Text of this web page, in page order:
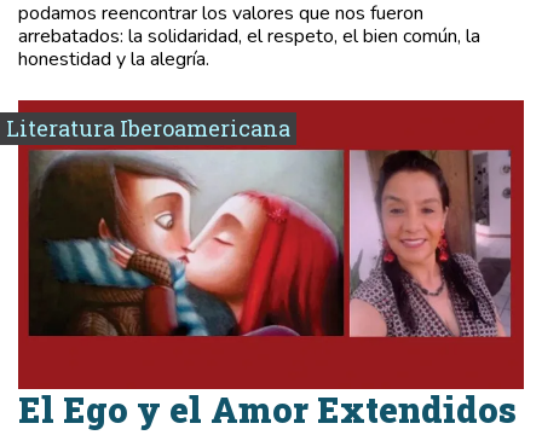
podamos reencontrar los valores que nos fueron
arrebatados: la solidaridad, el respeto, el bien común, la
honestidad y la alegría.
Literatura Iberoamericana
El Ego y el Amor Extendidos